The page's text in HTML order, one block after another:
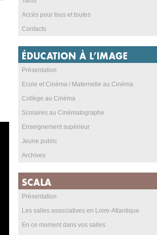
Accès pour tous et toutes
Contacts
Présentation
Ecole et Cinéma / Maternelle au Cinéma
Collège au Cinéma
Scolaires au Cinématographe
Enseignement supérieur
Jeune public
Archives
Présentation
Les salles associatives en Loire-Atlantique
En ce moment dans vos salles